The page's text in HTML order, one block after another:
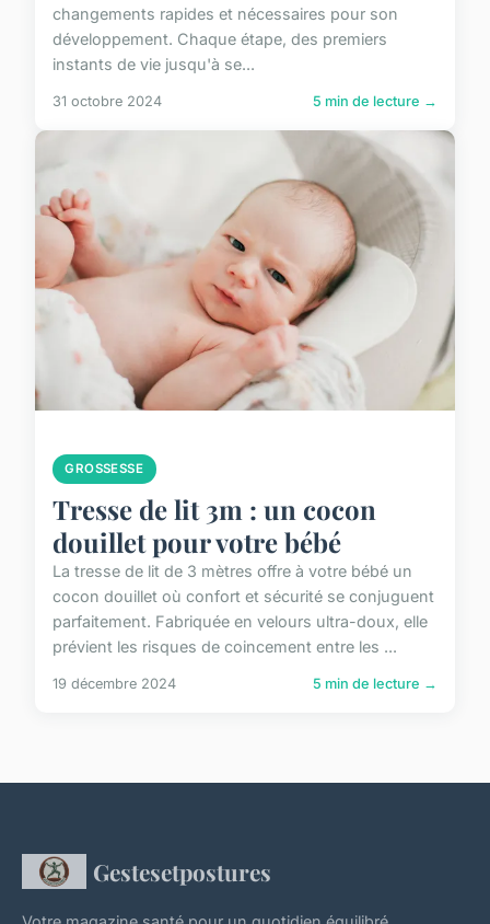
changements rapides et nécessaires pour son
développement. Chaque étape, des premiers
instants de vie jusqu'à se...
31 octobre 2024 5 min de lecture →
GROSSESSE
Tresse de lit 3m : un cocon
douillet pour votre bébé
La tresse de lit de 3 mètres offre à votre bébé un
cocon douillet où confort et sécurité se conjuguent
parfaitement. Fabriquée en velours ultra-doux, elle
prévient les risques de coincement entre les ...
19 décembre 2024 5 min de lecture →
Gestesetpostures